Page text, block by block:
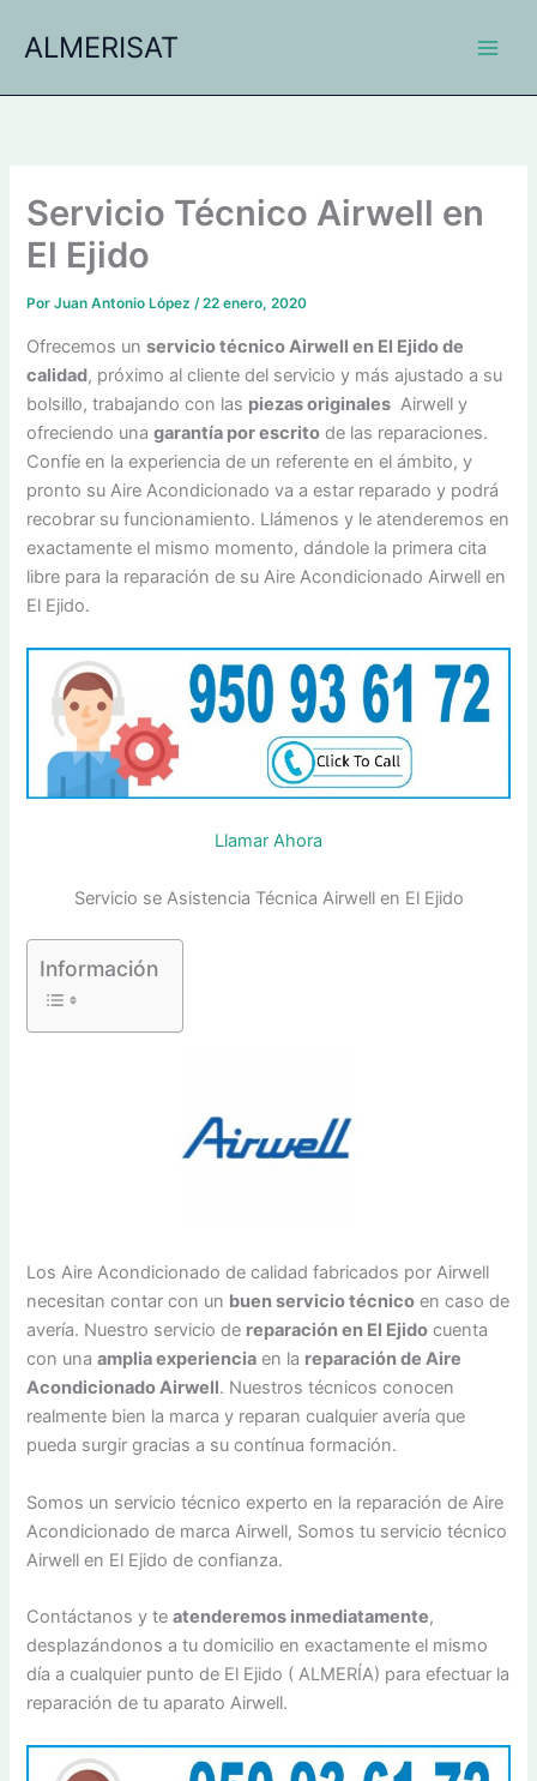
ALMERISAT
Servicio Técnico Airwell en
El Ejido
PorJuan Antonio López/22 enero, 2020
Ofrecemos unservicio técnico Airwell en El Ejido de
calidad, próximo al cliente del servicio y más ajustado a su
bolsillo, trabajando con las piezas originales Airwell y
ofreciendo unagarantía por escrito de las reparaciones.
Confíe en la experiencia de un referente en el ámbito, y
pronto su Aire Acondicionado va a estar reparado y podrá
recobrar su funcionamiento. Llámenos y le atenderemos en
exactamente el mismo momento, dándole la primera cita
libre para la reparación de su Aire Acondicionado Airwell en
El Ejido.
Llamar Ahora
Servicio se Asistencia Técnica Airwell en El Ejido
Información
Los Aire Acondicionado de calidad fabricados por Airwell
necesitan contar con un buen servicio técnico en caso de
avería. Nuestro servicio de reparación en El Ejido cuenta
con unaamplia experiencia en la reparación de Aire
Acondicionado Airwell. Nuestros técnicos conocen
realmente bien la marca y reparan cualquier avería que
pueda surgir gracias a su contínua formación.
Somos un servicio técnico experto en la reparación de Aire
Acondicionado de marca Airwell, Somos tu servicio técnico
Airwell en El Ejido de confianza.
Contáctanos y teatenderemos inmediatamente,
desplazándonos a tu domicilio en exactamente el mismo
día a cualquier punto de El Ejido ( ALMERÍA) para efectuar la
reparación de tu aparato Airwell.